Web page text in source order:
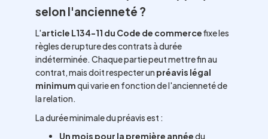
selon l'ancienneté ?
L'article L134-11 du Code de commercefixe les
règles de rupture des contrats à durée
indéterminée. Chaque partie peut mettre fin au
contrat, mais doit respecter un préavis légal
minimumqui varie en fonction de l'ancienneté de
la relation.
La durée minimale du préavis est :
Un mois pour la première annéedu